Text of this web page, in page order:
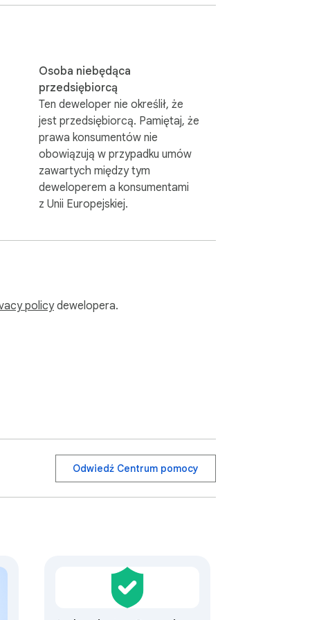
Osoba niebędąca
przedsiębiorcą
Ten deweloper nie określił, że
jest przedsiębiorcą. Pamiętaj, że
prawa konsumentów nie
obowiązują w przypadku umów
zawartych między tym
deweloperem a konsumentami
z Unii Europejskiej.
policydewelopera.
Odwiedź Centrum pomocy